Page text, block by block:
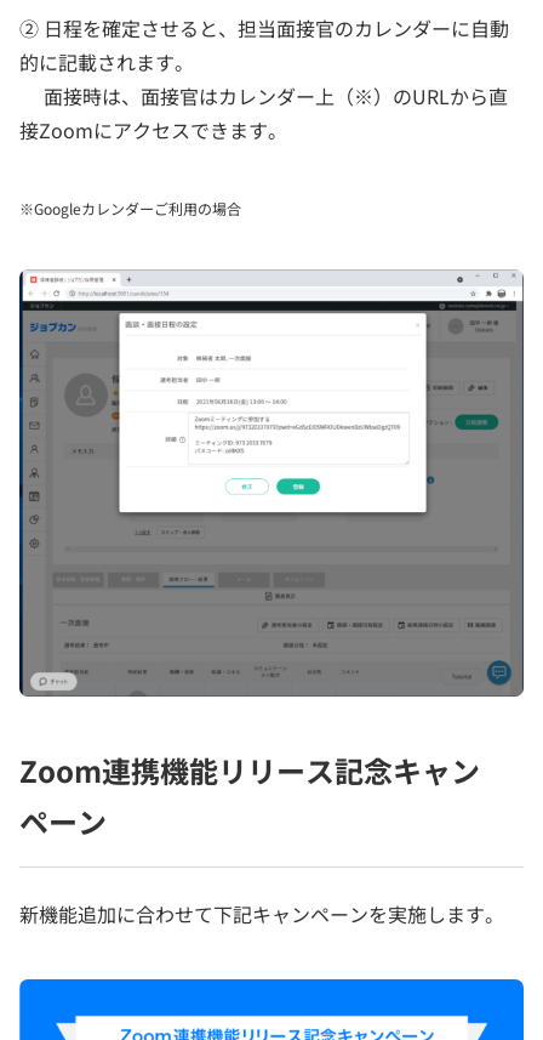
② 日程を確定させると、担当面接官のカレンダーに自動
的に記載されます。
面接時は、面接官はカレンダー上（※）のURLから直
接Zoomにアクセスできます。
※Googleカレンダーご利用の場合
Zoom連携機能リリース記念キャン
ペーン
新機能追加に合わせて下記キャンペーンを実施します。